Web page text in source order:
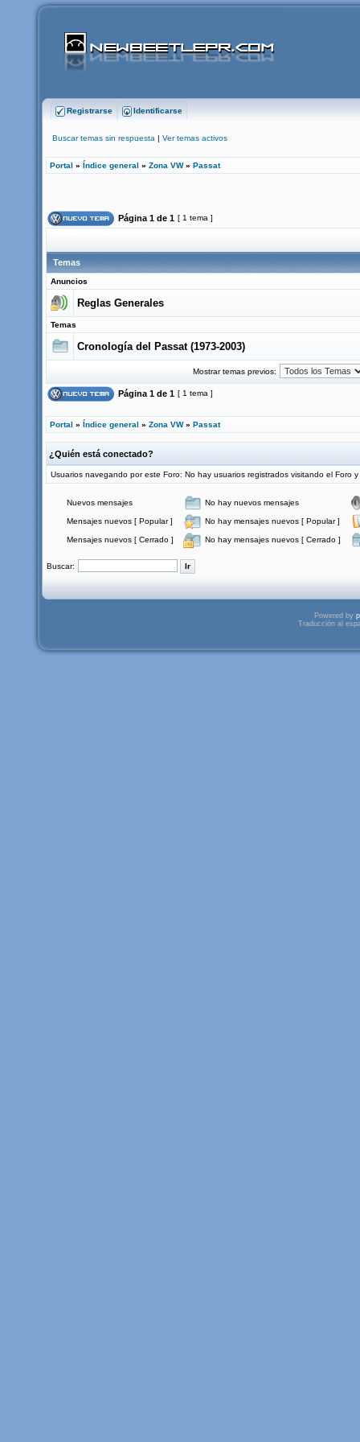
Registrarse Identificarse
Buscar temas sin respuesta | Ver temas activos
Portal » Índice general » Zona VW» Passat
Página 1 de 1 [ 1 tema ]
Temas
Anuncios
Reglas Generales
Temas
Cronologí­a del Passat (1973-2003)
Mostrar temas previos:
Página 1 de 1 [ 1 tema ]
Portal » Índice general » Zona VW» Passat
¿Quién está conectado?
Usuarios navegando por este Foro: No hay usuarios registrados visitando el Foro
Nuevos mensajes No hay nuevos mensajes
Mensajes nuevos [ Popular ] No hay mensajes nuevos [ Popular ]
Mensajes nuevos [ Cerrado ] No hay mensajes nuevos [ Cerrado ]
Buscar:
Powered by
Traducción al